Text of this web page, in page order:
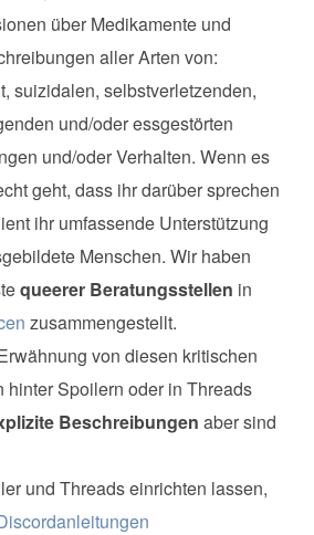
über Medikamente und
aller Arten von:
suizidalen, selbstverletzenden,
und/oder essgestörten
und/oder Verhalten. Wenn es
geht, dass ihr darüber sprechen
ihr umfassende Unterstützung
Menschen. Wir haben
queerer Beratungsstellen in
zusammengestellt.
von diesen kritischen
hinter Spoilern oder in Threads
Beschreibungen aber sind
und Threads einrichten lassen,